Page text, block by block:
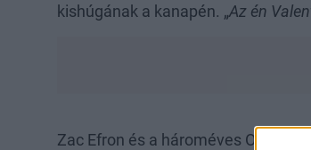
kishúgának a kanapén. „Az én
Zac Efron és a hároméves Olivia